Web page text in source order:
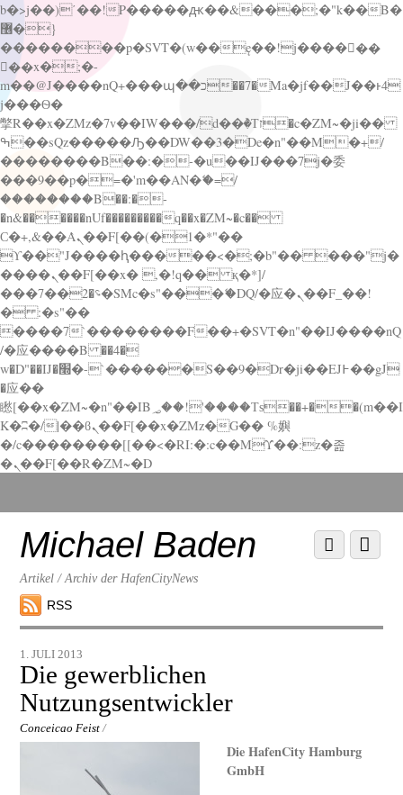
b�>j��)΄��!P�����ԫ��&���;�"k��B�
޶�}
��������p�SVT�(w��ę��!j������
��x�;�-
m��@J����nQ+���պ��כ��7�Ma�jf��J��ͱ4
j���Ѳ�
撆R��x�ZMz�7v��IW���/d��ٞ�Тז�c�ZM~�ji��
ߒ��sQz�����Ԡ��DW��3�De�n"��M�+/
��������B��:�-�u��IJ���7j�委
���9��p�=�'m��AN�ޭ�=/
��������B��:�-
�n&������nUf���������q��x�ZM~�c��
Ϲ�+,&��Ὰܢ��F[��(�1�*"��
ϒ��"J����ԧ�����<�;�b"�� ���"j�
����ܢ��F[��x� ,�!q�� қ�*]/
���؝�2��7�SMc�s"���ޭ�DQ/�应�ܢ��F_��!
� :�s"��
����7`��������F��+�SVT�n"��IJ����nQ
/�应����B ��4�
w�D"��IJ�׭�-`������S��9�Dr�ji��EJ߅��gJ
�应��
矁[��x�ZM~�n"��IB؃��!'����Тѕ��+��(m��I
K�ʭ�/|��ϐܢ��F[��x�ZMz�G�� %嬩
�/c��������[[��<�RI:�:c��MΎ��:z�졾
�ܢ��F[��R�ZM~�D
down
contentMichael Baden
Artikel / Archiv der HafenCityNews
RSS
Menu
Scroll
down
1. JULI 2013
Die gewerblichen
Nutzungsentwickler
Conceicao Feist /
Die HafenCity Hamburg
GmbH